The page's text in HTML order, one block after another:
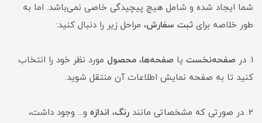
شما ایجاد شده و شامل هیچ پیچیدگی خاصی نمی‌باشد. اما به
طور خلاصه برای ثبت سفارش، مراحل زیر را دنبال کنید:
1. در صفحه‌نخست یا صفحه‌ها، محصول مورد نظر خود را انتخاب
کنید تا به صفحه نمایش اطلاعات آن منتقل شوید.
2. در صورتی که مشخصاتی مانند رنگ، اندازه و... وجود داشت،